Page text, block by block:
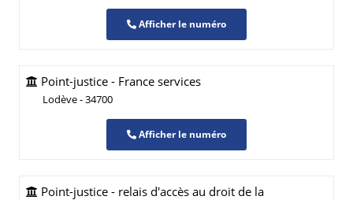
Afficher le numéro
Point-justice - France services
Lodève - 34700
Afficher le numéro
Point-justice - relais d'accès au droit de la